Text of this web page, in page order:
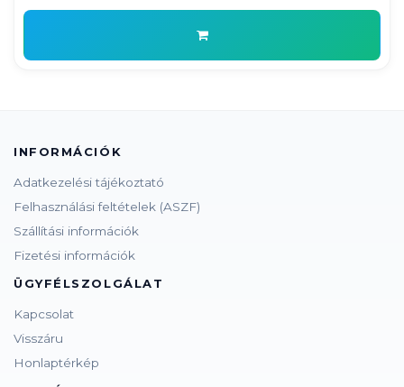
INFORMÁCIÓK
Adatkezelési tájékoztató
Felhasználási feltételek (ASZF)
Szállítási információk
Fizetési információk
ÜGYFÉLSZOLGÁLAT
Kapcsolat
Visszáru
Honlaptérkép